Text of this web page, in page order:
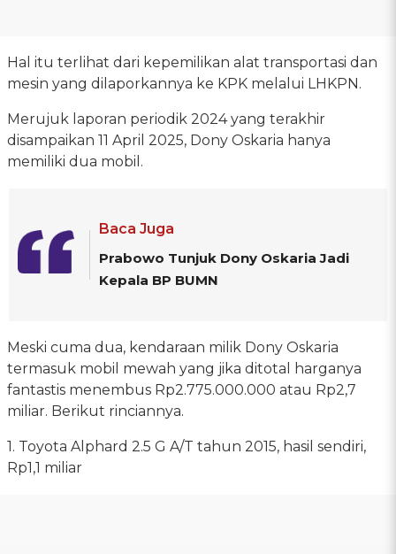
Hal itu terlihat dari kepemilikan alat transportasi dan
mesin yang dilaporkannya ke KPK melalui LHKPN.
Merujuk laporan periodik 2024 yang terakhir
disampaikan 11 April 2025, Dony Oskaria hanya
memiliki dua mobil.
Baca Juga
Prabowo Tunjuk Dony Oskaria Jadi
Kepala BP BUMN
Meski cuma dua, kendaraan milik Dony Oskaria
termasuk mobil mewah yang jika ditotal harganya
fantastis menembus Rp2.775.000.000 atau Rp2,7
miliar. Berikut rinciannya.
1. Toyota Alphard 2.5 G A/T tahun 2015, hasil sendiri,
Rp1,1 miliar